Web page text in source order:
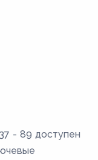
- 89 доступен